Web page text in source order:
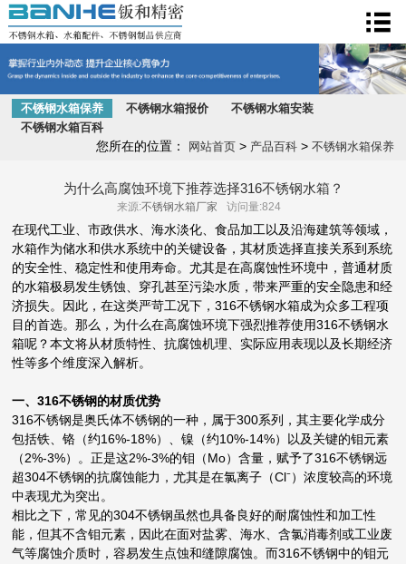
不锈钢水箱
不锈钢水箱保养 不锈钢水箱报价
不锈钢水箱安装
不锈钢水箱百科
您所在的位置： 网站首页> 产品百科> 不锈钢水箱保养
为什么高腐蚀环境下推荐选择316不锈钢水箱？
来源:不锈钢水箱厂家 访问量:824
在现代工业、市政供水、海水淡化、食品加工以及沿海建筑等领域，
水箱作为储水和供水系统中的关键设备，其材质选择直接关系到系统
的安全性、稳定性和使用寿命。尤其是在高腐蚀性环境中，普通材质
的水箱极易发生锈蚀、穿孔甚至污染水质，带来严重的安全隐患和经
济损失。因此，在这类严苛工况下，316不锈钢水箱成为众多工程项
目的首选。那么，为什么在高腐蚀环境下强烈推荐使用316不锈钢水
箱呢？本文将从材质特性、抗腐蚀机理、实际应用表现以及长期经济
性等多个维度深入解析。
一、316不锈钢的材质优势
316不锈钢是奥氏体不锈钢的一种，属于300系列，其主要化学成分
包括铁、铬（约16%-18%）、镍（约10%-14%）以及关键的钼元素
（2%-3%）。正是这2%-3%的钼（Mo）含量，赋予了316不锈钢远
超304不锈钢的抗腐蚀能力，尤其是在氯离子（Cl⁻）浓度较高的环境
中表现尤为突出。
相比之下，常见的304不锈钢虽然也具备良好的耐腐蚀性和加工性
能，但其不含钼元素，因此在面对盐雾、海水、含氯消毒剂或工业废
气等腐蚀介质时，容易发生点蚀和缝隙腐蚀。而316不锈钢中的钼元